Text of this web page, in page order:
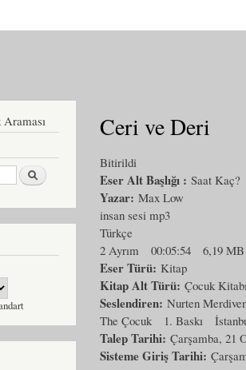
Ceri ve Deri
Bitirildi
Eser Alt Başlığı : Saat Kaç?
Yazar: Max Low
insan sesi mp3
Türkçe
2 Ayrım
00:05:54 6,19 MB
Eser Türü: Kitap
Kitap Alt Türü: Çocuk
Seslendiren: Nurten
The Çocuk
1. Baskı
Talep Tarihi: Çarşamba, 21
Sisteme Giriş Tarihi: